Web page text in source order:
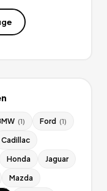
(1) Ford (1)
Cadillac
Honda Jaguar
Mazda